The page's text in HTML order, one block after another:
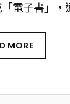
電子書」，
MORE